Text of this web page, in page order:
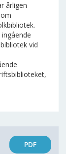
årligen
vid
PDF